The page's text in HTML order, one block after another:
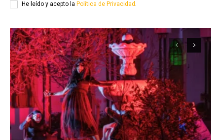
He leído y acepto la Política de Privacidad .